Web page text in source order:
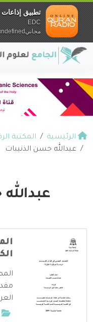
الرئيسية المكتبة
عبدالله حسن الذنيبات
تطبيق إذاعات
EDC
مجانيundefined